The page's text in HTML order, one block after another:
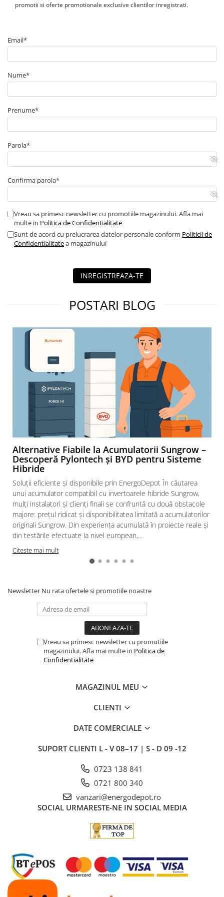
promotii si oferte promotionale exclusive clientilor inregistrati.
Email*
Nume*
Prenume*
Parola*
Confirma parola*
Vreau sa primesc newsletter cu promotiile magazinului. Afla mai
multe in Politica de Confidentialitate
Sunt de acord cu prelucrarea datelor personale conform Politicii de
Confidentialitatea magazinului
INREGISTREAZA-TE
POSTARI BLOG
Alternative Fiabile la Acumulatorii Sungrow –
Descoperă Pylontech și BYD pentru Sisteme
Hibride
Soluții eficiente și disponibile prin EnergoDepot În căutarea
unui acumulator compatibil cu invertoarele hibride Sungrow,
mulți instalatori și clienți finali se confruntă cu două obstacole
majore: prețul ridicat și disponibilitatea limitată a acumulatorilor
originali Sungrow. Din experiența acumulată în proiecte reale și
din testările efectuate la nivel european,...
Citeste mai mult
Newsletter Nu rata ofertele si promotiile noastre
Vreau sa primesc newsletter cu promotiile
magazinului. Afla mai multe in Politica de
Confidentialitate
MAGAZINUL MEU
CLIENTI
DATE COMERCIALE
SUPORT CLIENTI L - V 08–17 | S - D 09 -12
0723 138 841
0721 800 340
vanzari@energodepot.ro
SOCIAL URMARESTE-NE IN SOCIAL MEDIA